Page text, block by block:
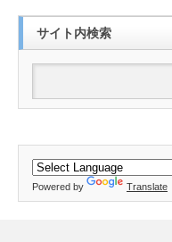
サイト内検索
Powered by Translate